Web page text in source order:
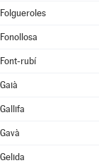
Folgueroles
Fonollosa
Font-rubí
Gaià
Gallifa
Gavà
Gelida